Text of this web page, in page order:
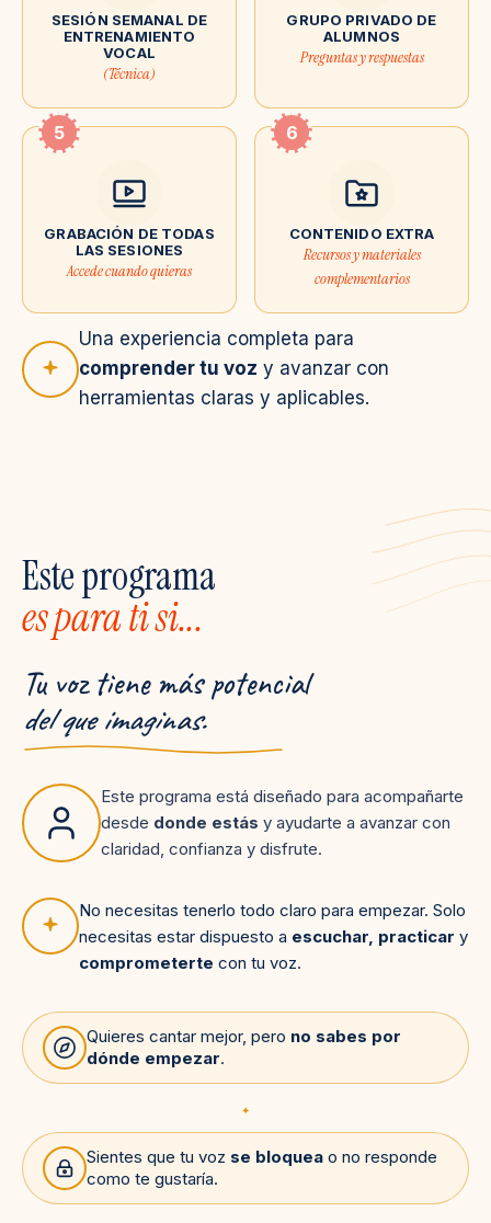
SESIÓN SEMANAL DE
ENTRENAMIENTO
VOCAL
(Técnica)
GRUPO PRIVADO DE
ALUMNOS
Preguntas y respuestas
5
GRABACIÓN DE TODAS
LAS SESIONES
Accede cuando quieras
6
CONTENIDO EXTRA
Recursos y materiales
complementarios
Una experiencia completa para
comprender tu voz y avanzar con
herramientas claras y aplicables.
Este programa
es para ti si...
Tu voz tiene más potencial
del que imaginas.
Este programa está diseñado para acompañarte
desde donde estás y ayudarte a avanzar con
claridad, confianza y disfrute.
No necesitas tenerlo todo claro para empezar. Solo
necesitas estar dispuesto a escuchar, practicar y
comprometerte con tu voz.
Quieres cantar mejor, pero no sabes por
dónde empezar.
✦
Sientes que tu voz se bloquea o no responde
como te gustaría.